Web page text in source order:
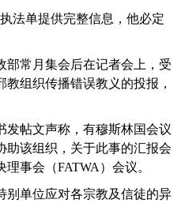
法单提供完整信息，他必定
部常月集会后在记者会上，受
组织传播错误教义的投报，
发帖文声称，有穆斯林国会议
助该组织，关于此事的汇报会
事会（FATWA）会议。
别单位应对各宗教及信徒的异